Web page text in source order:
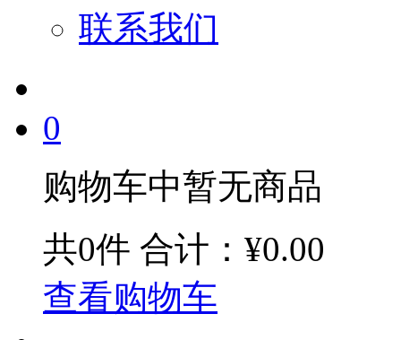
联系我们
0
购物车中暂无商品
共0件 合计：¥0.00
查看购物车